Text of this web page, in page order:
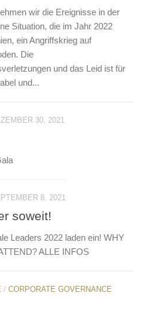
wir die Ereignisse in der
Situation, die im Jahr 2022
ein Angriffskrieg auf
Die
und das Leid ist für
und...
30, 2021
8, 2021
soweit!
Leaders 2022 laden ein! WHY
ALLE INFOS
/ CORPORATE GOVERNANCE